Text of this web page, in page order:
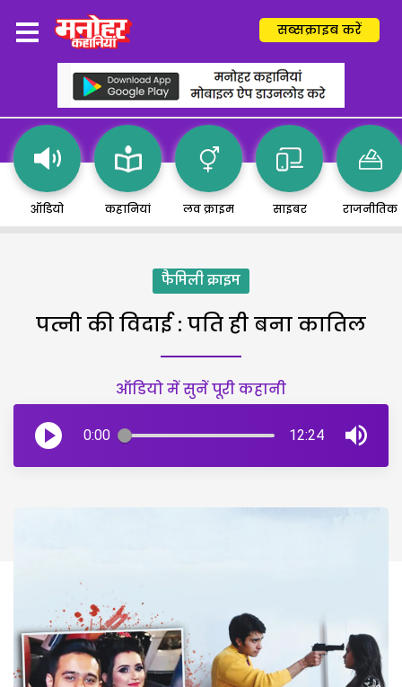
सब्सक्राइब करें
ऑडियो कहानियां लव क्राइम साइबर राजनीतिक
फैमिली क्राइम
पत्नी की विदाई : पति ही बना कातिल
ऑडियो में सुनें पूरी कहानी
0:00 12:24